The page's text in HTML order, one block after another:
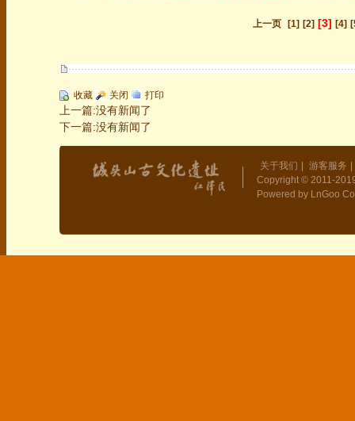
上一页 [1] [2] [3] [4]
收藏 关闭 打印
上一篇:没有新闻了
下一篇:没有新闻了
关于我们 游客服务
Copyright © 2011-
Powered by LnGoo